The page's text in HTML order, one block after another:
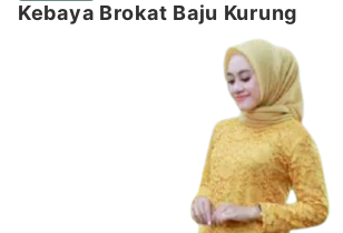
Kebaya Brokat Baju Kurung